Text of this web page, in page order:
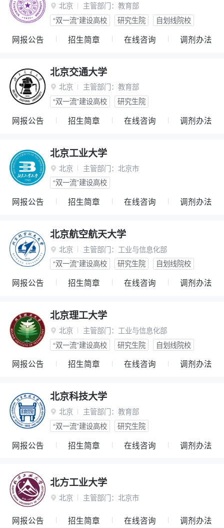
 北京 主管部门： 教育部
“双一流”建设高校
研究生院 自划线院校
网报公告 招生简章 在线咨询 调剂办法
北京交通大学
 北京 主管部门： 教育部
“双一流”建设高校
研究生院
网报公告 招生简章 在线咨询 调剂办法
北京工业大学
 北京 主管部门： 北京市
“双一流”建设高校
网报公告 招生简章 在线咨询 调剂办法
北京航空航天大学
 北京 主管部门： 工业与信息化部
“双一流”建设高校
研究生院 自划线院校
网报公告 招生简章 在线咨询 调剂办法
北京理工大学
 北京 主管部门： 工业与信息化部
“双一流”建设高校
研究生院 自划线院校
网报公告 招生简章 在线咨询 调剂办法
北京科技大学
 北京 主管部门： 教育部
“双一流”建设高校
研究生院
网报公告 招生简章 在线咨询 调剂办法
北方工业大学
 北京 主管部门： 北京市
网报公告 招生简章 在线咨询 调剂办法